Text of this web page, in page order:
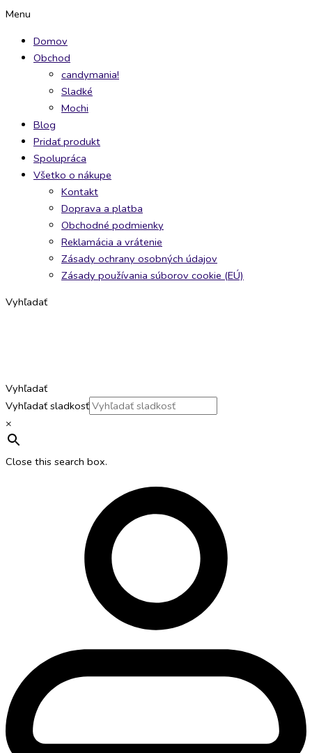
Preskočiť
obsah
Menu
Domov
Obchod
candymania!
Sladké
Mochi
Blog
Pridať produkt
Spolupráca
Všetko o nákupe
Kontakt
Doprava a platba
Obchodné podmienky
Reklamácia a vrátenie
Zásady ochrany osobných údajov
Zásady používania súborov cookie (EÚ)
Vyhľadať
Vyhľadať
Vyhľadať sladkosť
×
Close this search box.
Fizi
Galaxy
80g
Fizi
Tropical
80g
Nerds
Rainbow/Fruits
26g
Brain
candy